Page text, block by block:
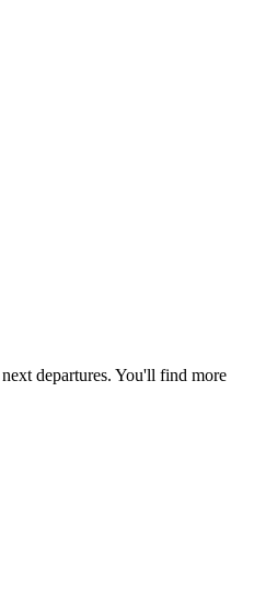
departures. You'll find more